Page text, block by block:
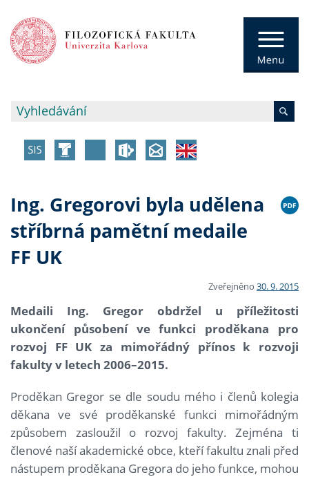
Ing. Gregorovi byla udělena
stříbrná pamětní medaile
FF UK
Zveřejněno 30. 9. 2015
Medaili Ing. Gregor obdržel u příležitosti
ukončení působení ve funkci proděkana pro
rozvoj FF UK za mimořádný přínos k rozvoji
fakulty v letech 2006–2015.
Proděkan Gregor se dle soudu mého i členů kolegia
děkana ve své proděkanské funkci mimořádným
způsobem zasloužil o rozvoj fakulty. Zejména ti
členové naší akademické obce, kteří fakultu znali před
nástupem proděkana Gregora do jeho funkce, mohou